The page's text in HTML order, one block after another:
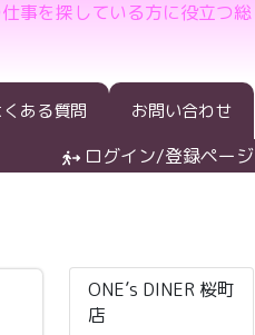
事を探している方に役立つ総
くある質問 お問い合わせ
ログイン/登録ページ
ONE’s DINER 桜町
店